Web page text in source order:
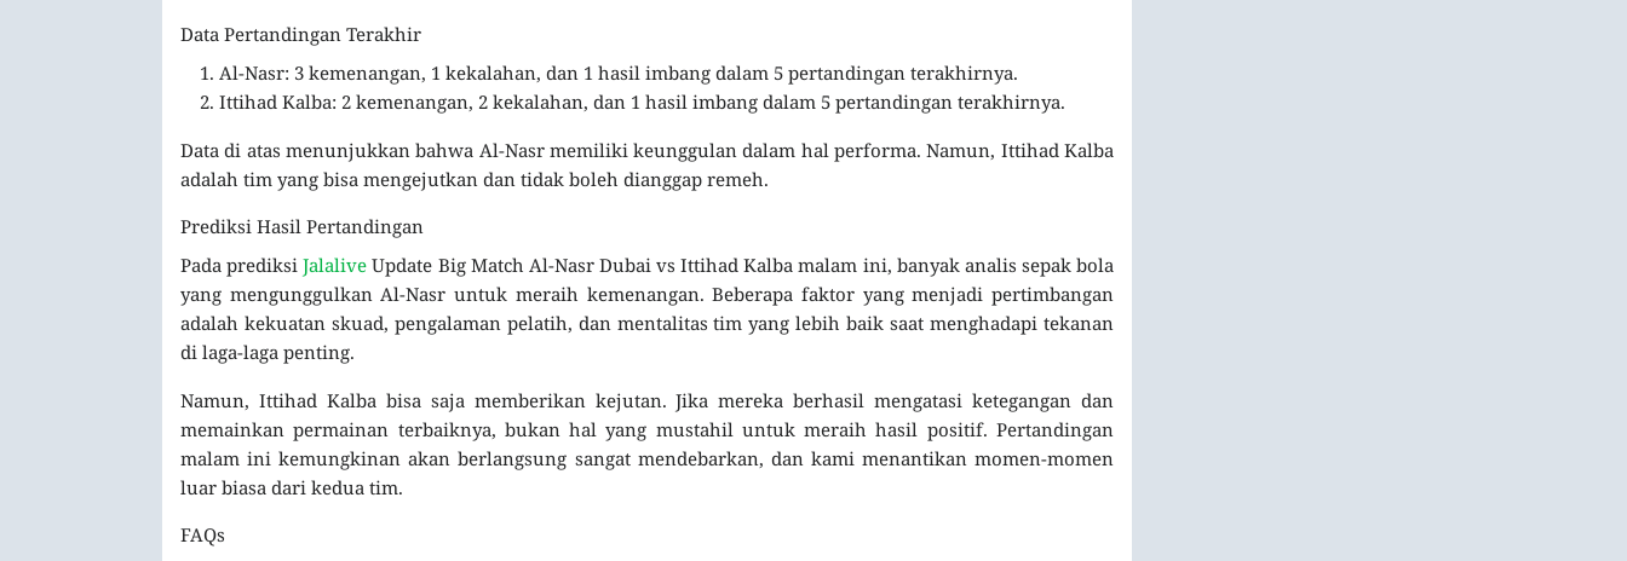
Data Pertandingan Terakhir
Al-Nasr: 3 kemenangan, 1 kekalahan, dan 1 hasil imbang dalam 5 pertandingan terakhirnya.
Ittihad Kalba: 2 kemenangan, 2 kekalahan, dan 1 hasil imbang dalam 5 pertandingan terakhirnya.
Data di atas menunjukkan bahwa Al-Nasr memiliki keunggulan dalam hal performa. Namun, Ittihad Kalba
adalah tim yang bisa mengejutkan dan tidak boleh dianggap remeh.
Prediksi Hasil Pertandingan
Pada prediksiJalalive Update Big Match Al-Nasr Dubai vs Ittihad Kalba malam ini, banyak analis sepak bola
yang mengunggulkan Al-Nasr untuk meraih kemenangan. Beberapa faktor yang menjadi pertimbangan
adalah kekuatan skuad, pengalaman pelatih, dan mentalitas tim yang lebih baik saat menghadapi tekanan
di laga-laga penting.
Namun, Ittihad Kalba bisa saja memberikan kejutan. Jika mereka berhasil mengatasi ketegangan dan
memainkan permainan terbaiknya, bukan hal yang mustahil untuk meraih hasil positif. Pertandingan
malam ini kemungkinan akan berlangsung sangat mendebarkan, dan kami menantikan momen-momen
luar biasa dari kedua tim.
FAQs